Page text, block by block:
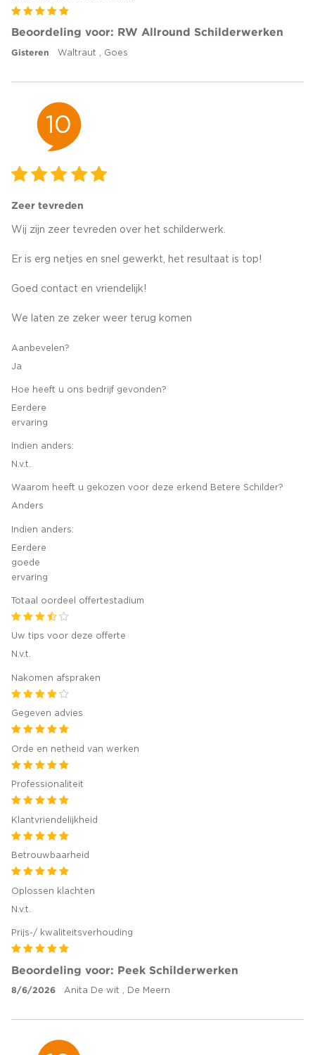
Beoordeling voor: RW Allround Schilderwerken
Gisteren Waltraut , Goes
10
Zeer tevreden
Wij zijn zeer tevreden over het schilderwerk.
Er is erg netjes en snel gewerkt, het resultaat is top!
Goed contact en vriendelijk!
We laten ze zeker weer terug komen
Aanbevelen?
Ja
Hoe heeft u ons bedrijf gevonden?
Eerdere
ervaring
Indien anders:
N.v.t.
Waarom heeft u gekozen voor deze erkend Betere Schilder?
Anders
Indien anders:
Eerdere
goede
ervaring
Totaal oordeel offertestadium
Uw tips voor deze offerte
N.v.t.
Nakomen afspraken
Gegeven advies
Orde en netheid van werken
Professionaliteit
Klantvriendelijkheid
Betrouwbaarheid
Oplossen klachten
N.v.t.
Prijs-/ kwaliteitsverhouding
Beoordeling voor: Peek Schilderwerken
8/6/2026 Anita De wit , De Meern